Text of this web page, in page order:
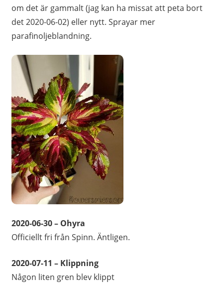
om det är gammalt (jag kan ha missat att peta bort
det 2020-06-02) eller nytt. Sprayar mer
parafinoljeblandning.
2020-06-30 – Ohyra
Officiellt fri från Spinn. Äntligen.
2020-07-11 – Klippning
Någon liten gren blev klippt